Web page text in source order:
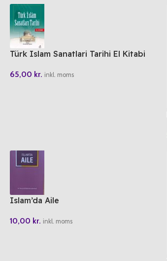
Türk Islam Sanatlari Tarihi El Kitabi
65,00 kr. inkl. moms
Islam’da Aile
10,00 kr. inkl. moms